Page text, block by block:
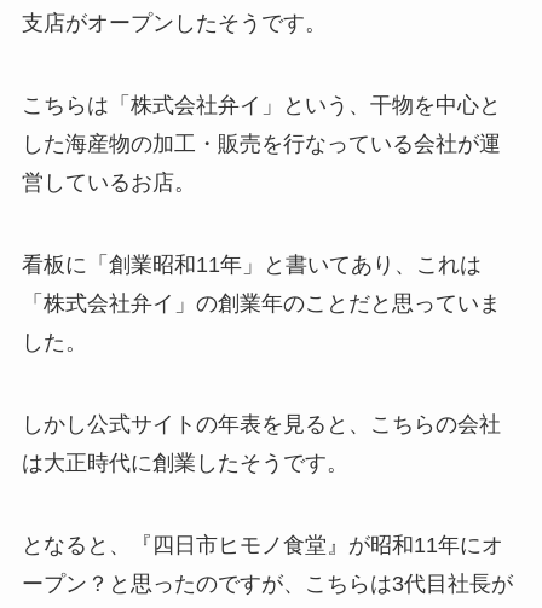
支店がオープンしたそうです。
こちらは「株式会社弁イ」という、干物を中心と
した海産物の加工・販売を行なっている会社が運
営しているお店。
看板に「創業昭和11年」と書いてあり、これは
「株式会社弁イ」の創業年のことだと思っていま
した。
しかし公式サイトの年表を見ると、こちらの会社
は大正時代に創業したそうです。
となると、『四日市ヒモノ食堂』が昭和11年にオ
ープン？と思ったのですが、こちらは3代目社長が